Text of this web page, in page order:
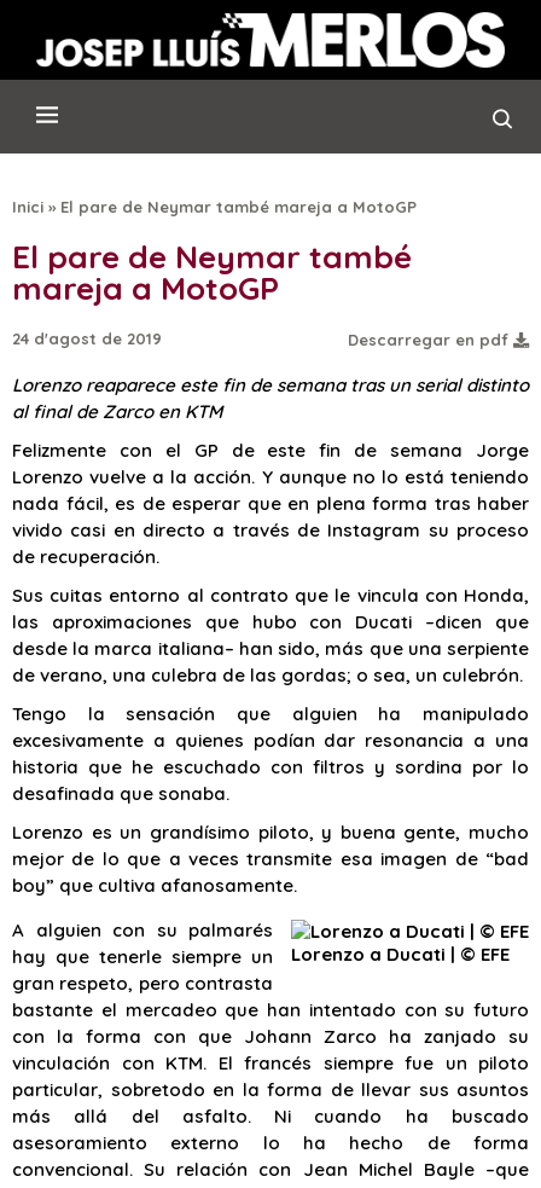
Inici » El pare de Neymar també mareja a MotoGP
El pare de Neymar també
mareja a MotoGP
24 d'agost de 2019 Descarregar en pdf
Lorenzo reaparece este fin de semana tras un serial distinto
al final de Zarco en KTM
Felizmente con el GP de este fin de semana Jorge
Lorenzo vuelve a la acción. Y aunque no lo está teniendo
nada fácil, es de esperar que en plena forma tras haber
vivido casi en directo a través de Instagram su proceso
de recuperación.
Sus cuitas entorno al contrato que le vincula con Honda,
las aproximaciones que hubo con Ducati –dicen que
desde la marca italiana– han sido, más que una serpiente
de verano, una culebra de las gordas; o sea, un culebrón.
Tengo la sensación que alguien ha manipulado
excesivamente a quienes podían dar resonancia a una
historia que he escuchado con filtros y sordina por lo
desafinada que sonaba.
Lorenzo es un grandísimo piloto, y buena gente, mucho
mejor de lo que a veces transmite esa imagen de “bad
boy” que cultiva afanosamente.
Lorenzo a Ducati | © EFE
A alguien con su palmarés
hay que tenerle siempre un
gran respeto, pero contrasta
bastante el mercadeo que han intentado con su futuro
con la forma con que Johann Zarco ha zanjado su
vinculación con KTM. El francés siempre fue un piloto
particular, sobretodo en la forma de llevar sus asuntos
más allá del asfalto. Ni cuando ha buscado
asesoramiento externo lo ha hecho de forma
convencional. Su relación con Jean Michel Bayle –que